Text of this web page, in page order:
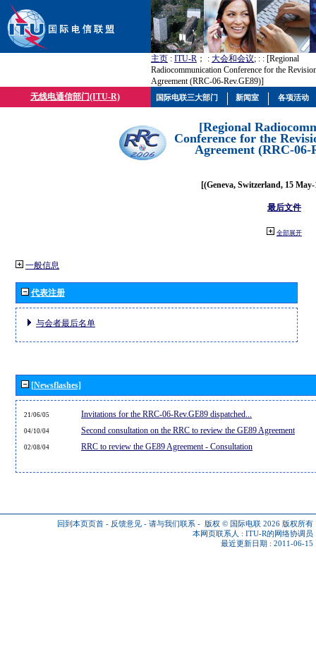
主页 : ITU-R ； : 大会和会议; : : [Regional
Radiocommunication Conference for the
Agreement (RRC-06-Rev.GE89)]
无线电通信部门(ITU-R)
[Regional
Conference for the
Agreement (RRC-06-
[(Geneva, Switzerland, 15
最后文件
全部展开
一般信息
代表注册
与会者最后名单
[Newsflashes]
21/06/05 Invitations for the RRC-06-Rev.GE89 dispatched...
04/10/04 Second consultation on the RRC to review the GE89 Agreement
02/08/04 RRC to review the GE89 Agreement - Consultation
回到本页页首 - 反馈意见 - 请与我们联系 - 版权 © 国际电联 2026 版权所有
本网页联系人 : ITU-R的网络协调员
最近更新日期 : 2011-06-15
国际电联三大部门 新闻室 各项活动